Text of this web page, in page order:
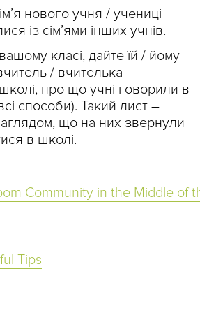
нового учня / учениці
із сім’ями інших учнів.
класі, дайте їй / йому
/ вчителька
про що учні говорили в
способи). Такий лист –
що на них звернули
в школі.
Community in the Middle of
Tips